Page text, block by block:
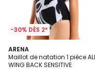
-30% DÈS 2*
ARENA
Maillot de natation 1 pièce
WING BACK SENSITIVE